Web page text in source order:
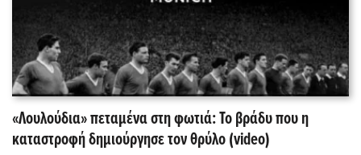
«Λουλούδια» πεταμένα στη φωτιά: Το βράδυ που η
καταστροφή δημιούργησε τον θρύλο (video)